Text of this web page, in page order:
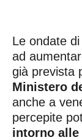
Le ondate
ad
già prevista
Ministero
anche a
percepite
intorno alle